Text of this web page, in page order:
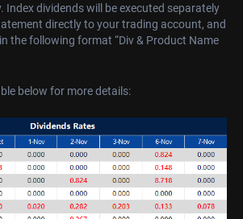
Index dividends will be executed separately
directly to your trading account, and
the following format “Div & Product Name
below for more details: